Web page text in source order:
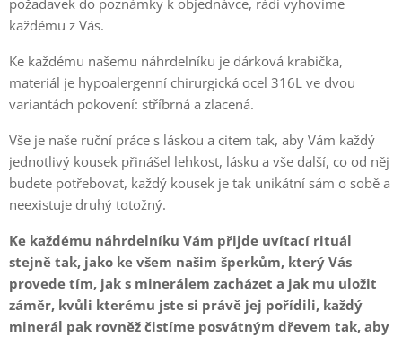
požadavek do poznámky k objednávce, rádi vyhovíme
každému z Vás.
Ke každému našemu náhrdelníku je dárková krabička,
materiál je hypoalergenní chirurgická ocel 316L ve dvou
variantách pokovení: stříbrná a zlacená.
Vše je naše ruční práce s láskou a citem tak, aby Vám každý
jednotlivý kousek přinášel lehkost, lásku a vše další, co od něj
budete potřebovat, každý kousek je tak unikátní sám o sobě a
neexistuje druhý totožný.
Ke každému náhrdelníku Vám přijde uvítací rituál
stejně tak, jako ke všem našim šperkům, který Vás
provede tím, jak s minerálem zacházet a jak mu uložit
záměr, kvůli kterému jste si právě jej pořídili, každý
minerál pak rovněž čistíme posvátným dřevem tak, aby